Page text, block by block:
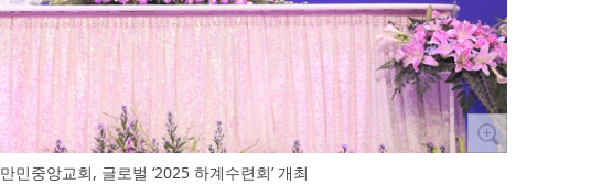
만민중앙교회, 글로벌 ‘2025 하계수련회’ 개최